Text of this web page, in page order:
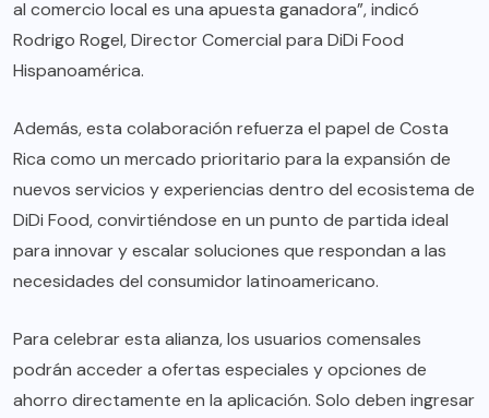
al comercio local es una apuesta ganadora”, indicó
Rodrigo Rogel, Director Comercial para DiDi Food
Hispanoamérica.
Además, esta colaboración refuerza el papel de Costa
Rica como un mercado prioritario para la expansión de
nuevos servicios y experiencias dentro del ecosistema de
DiDi Food, convirtiéndose en un punto de partida ideal
para innovar y escalar soluciones que respondan a las
necesidades del consumidor latinoamericano.
Para celebrar esta alianza, los usuarios comensales
podrán acceder a ofertas especiales y opciones de
ahorro directamente en la aplicación. Solo deben ingresar